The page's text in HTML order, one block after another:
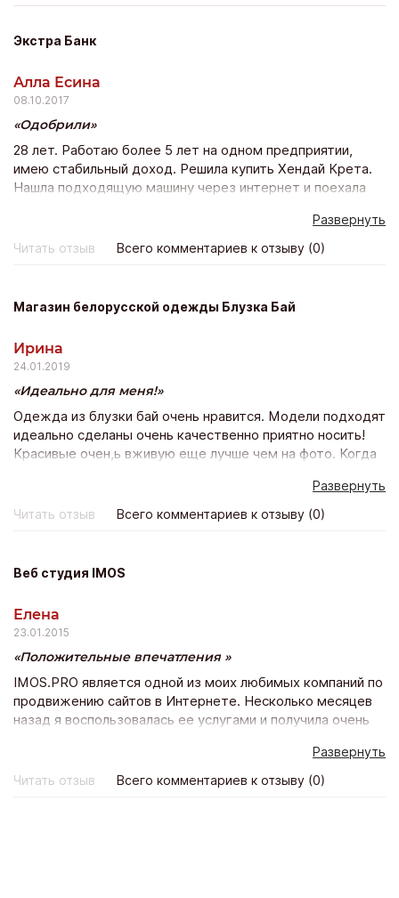
Экстра Банк
Алла Есина
08.10.2017
Одобрили
28 лет. Работаю более 5 лет на одном предприятии,
имею стабильный доход. Решила купить Хендай Крета.
Нашла подходящую машину через интернет и поехала
из которых мне 4 отказали а 5 ответ так не пришел…
Тогда я в интернете опять же нашла Экстра банк и
даже не перезвонили. Предложили программу
кредитования на 5 лет со страховкой дсаго на авто (это
днем поехала и забрала желанный автомобиль.
Развернуть
Читать отзыв
Всего комментариев к отзыву (0)
Магазин белорусской одежды Блузка Бай
Ирина
24.01.2019
Идеально для меня!
Одежда из блузки бай очень нравится. Модели подходят
идеально сделаны очень качественно приятно носить!
Красивые очен,ь вживую еще лучше чем на фото. Когда
оформляю уже 10 заказ и счастью моему нет предела!
Всё подошло, качество прекрасно и доставка почтой
Развернуть
Читать отзыв
Всего комментариев к отзыву (0)
Веб студия IMOS
Елена
23.01.2015
Положительные впечатления
IMOS.PRO является одной из моих любимых компаний по
продвижению сайтов в Интернете. Несколько месяцев
назад я воспользовалась ее услугами и получила очень
Сайт стал оживленным, популярным, появилось много
активных участников группы, спасибо вам, у вас
Развернуть
Читать отзыв
Всего комментариев к отзыву (0)